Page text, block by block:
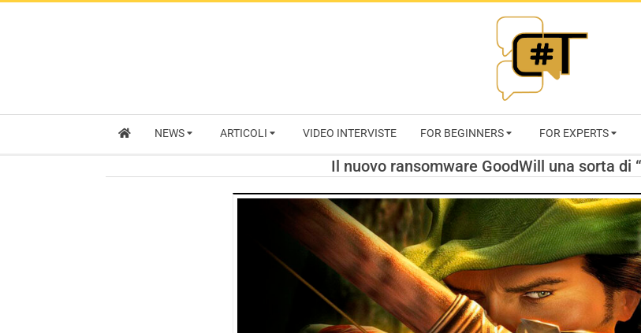
RIVISTA
TRENDS
NEWS ARTICOLI VIDEO INTERVISTE FOR BEGINNERS FOR EXPERTS
Il nuovo ransomware GoodWill una sorta di